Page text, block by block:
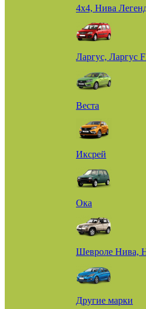
4х4, Нива
Ларгус, Ларгус
Веста
Иксрей
Ока
Шевроле Нива,
Другие марки